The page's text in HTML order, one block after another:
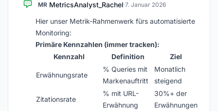
MR MetricsAnalyst_Rachel·7. Januar 2026
Hier unser Metrik-Rahmenwerk fürs automatisierte
Monitoring:
Primäre Kennzahlen (immer tracken):
Kennzahl
Definition Ziel
Erwähnungsrate
% Queries mit
Markenauftritt
Monatlich
steigend
Zitationsrate
% mit URL-
Erwähnung
30%+ der
Erwähnungen